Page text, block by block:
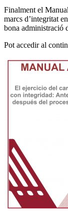
Finalment el
marcs d’integritat
bona administració
Pot accedir al